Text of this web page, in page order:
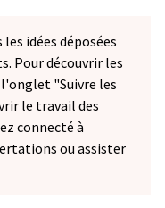
idées déposées
Pour découvrir les
"Suivre les
le travail des
connecté à
ou assister